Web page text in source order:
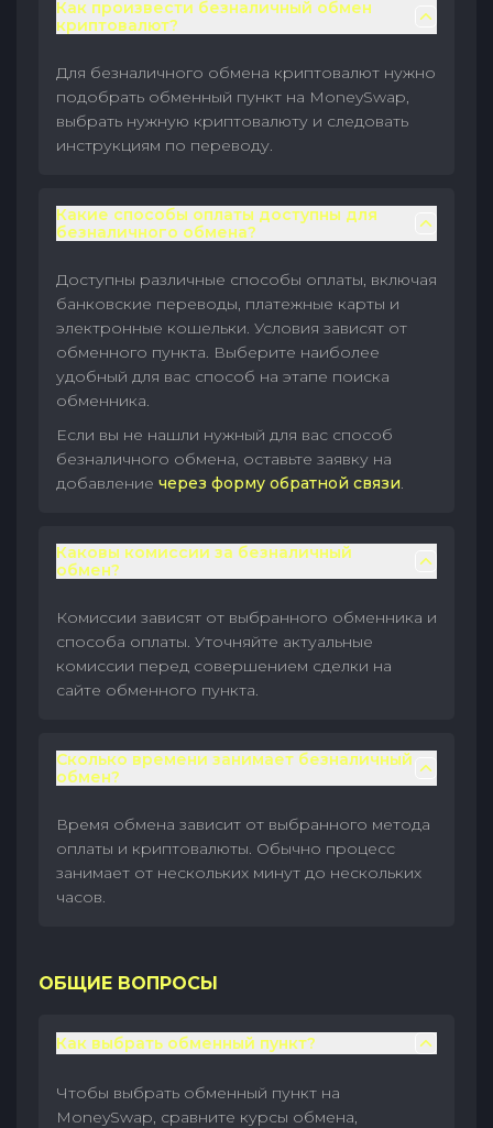
Как произвести безналичный обмен
криптовалют?
Для безналичного обмена криптовалют нужно
подобрать обменный пункт на MoneySwap,
выбрать нужную криптовалюту и следовать
инструкциям по переводу.
Какие способы оплаты доступны для
безналичного обмена?
Доступны различные способы оплаты, включая
банковские переводы, платежные карты и
электронные кошельки. Условия зависят от
обменного пункта. Выберите наиболее
удобный для вас способ на этапе поиска
обменника.
Если вы не нашли нужный для вас способ
безналичного обмена, оставьте заявку на
добавление через форму обратной связи.
Каковы комиссии за безналичный
обмен?
Комиссии зависят от выбранного обменника и
способа оплаты. Уточняйте актуальные
комиссии перед совершением сделки на
сайте обменного пункта.
Сколько времени занимает безналичный
обмен?
Время обмена зависит от выбранного метода
оплаты и криптовалюты. Обычно процесс
занимает от нескольких минут до нескольких
часов.
ОБЩИЕ ВОПРОСЫ
Как выбрать обменный пункт?
Чтобы выбрать обменный пункт на
MoneySwap, сравните курсы обмена,